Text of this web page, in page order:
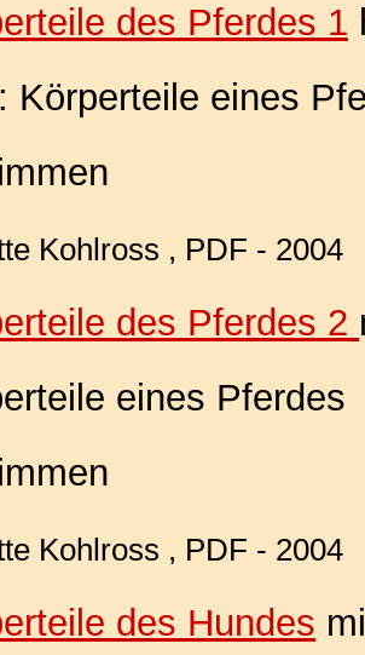
des Pferdes 1
Körperteile eines
Kohlross , PDF - 2004
des Pferdes 2
eines Pferdes
Kohlross , PDF - 2004
des Hundes